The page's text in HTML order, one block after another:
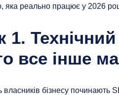
яка реально працює у 2026
1.
все інше
власників бізнесу починають